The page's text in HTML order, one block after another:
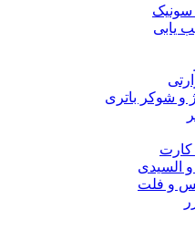
سونیک
یابی
شوکر باتری
کارت
السیدی
و فلت